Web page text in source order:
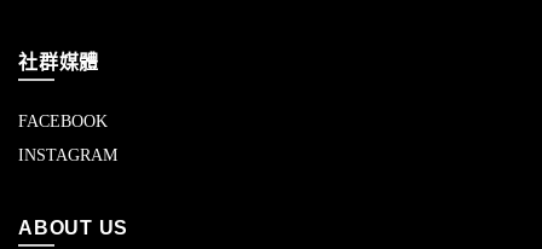
社群媒體
FACEBOOK
INSTAGRAM
ABOUT US